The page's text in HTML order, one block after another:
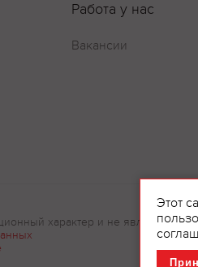
Работа у нас
Вакансии
характер и не являются
Этот